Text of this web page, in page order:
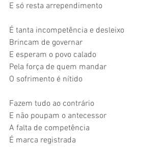
E só resta arrependimento
É tanta incompetência e desleixo
Brincam de governar
E esperam o povo calado
Pela força de quem mandar
O sofrimento é nítido
Fazem tudo ao contrário
E não poupam o antecessor
A falta de competência
É marca registrada